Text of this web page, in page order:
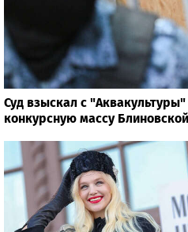
Суд взыскал с
конкурсную массу Блиновской